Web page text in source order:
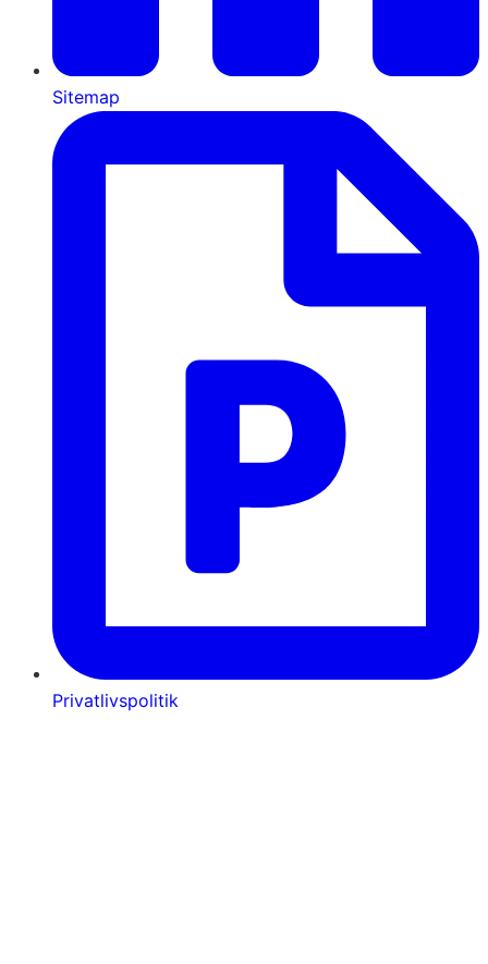
Sitemap
Privatlivspolitik